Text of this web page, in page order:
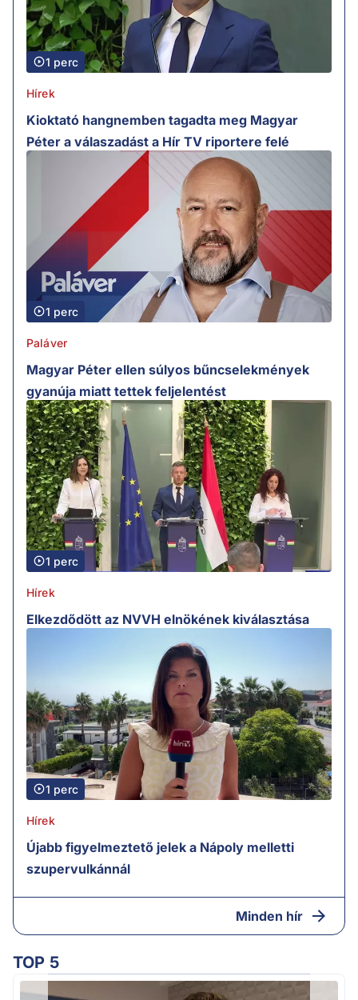
1 perc
Hírek
Kioktató hangnemben tagadta meg Magyar
Péter a válaszadást a Hír TV riportere felé
1 perc
Paláver
Magyar Péter ellen súlyos bűncselekmények
gyanúja miatt tettek feljelentést
1 perc
Hírek
Elkezdődött az NVVH elnökének kiválasztása
1 perc
Hírek
Újabb figyelmeztető jelek a Nápoly melletti
szupervulkánnál
Minden hír
TOP 5